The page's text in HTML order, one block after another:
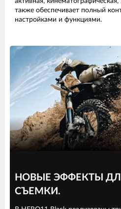
также обеспечивает полный
настройками и функциями.
НОВЫЕ ЭФФЕКТЫ
СЪЕМКИ.